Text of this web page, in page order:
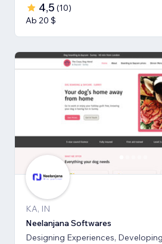
4,5 (10)
Ab 20 $
KA, IN
Neelanjana Softwares
Designing Experiences,